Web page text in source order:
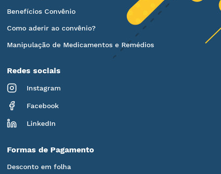
Benefícios Convênio
Como aderir ao convênio?
Manipulação de Medicamentos e Remédios
Redes sociais
Instagram
Facebook
LinkedIn
Formas de Pagamento
Desconto em folha